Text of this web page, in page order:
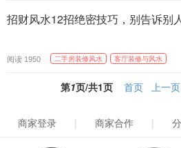
招财风水12招绝密技巧，别告诉别
阅读 1950 二手房装修风水 客厅装修与风水
第1页/共1页 首页 上一页
商家登录 | 商家合作 |